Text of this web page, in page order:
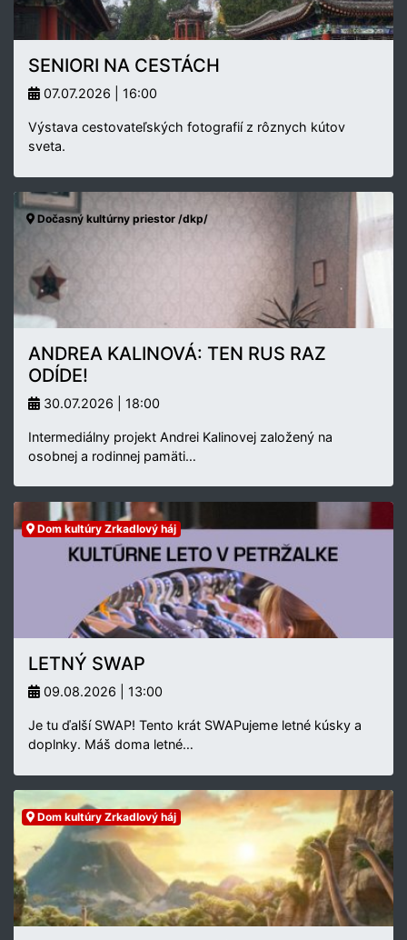
SENIORI NA CESTÁCH
07.07.2026 | 16:00
Výstava cestovateľských fotografií z rôznych kútov
sveta.
Dočasný kultúrny priestor /dkp/
ANDREA KALINOVÁ: TEN RUS RAZ
ODÍDE!
30.07.2026 | 18:00
Intermediálny projekt Andrei Kalinovej založený na
osobnej a rodinnej pamäti…
Dom kultúry Zrkadlový háj
LETNÝ SWAP
09.08.2026 | 13:00
Je tu ďalší SWAP! Tento krát SWAPujeme letné kúsky a
doplnky. Máš doma letné…
Dom kultúry Zrkadlový háj